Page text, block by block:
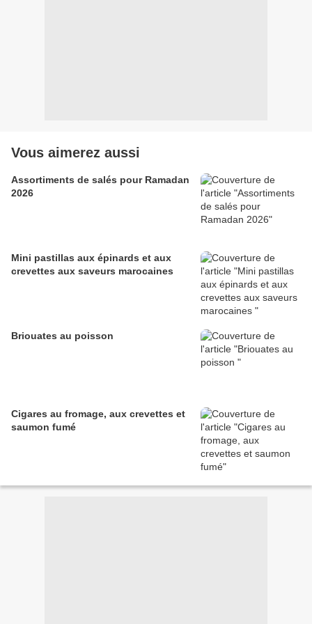
Vous aimerez aussi
Assortiments de salés pour Ramadan
2026
Mini pastillas aux épinards et aux
crevettes aux saveurs marocaines
Briouates au poisson
Cigares au fromage, aux crevettes et
saumon fumé